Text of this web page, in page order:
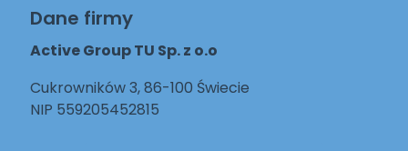
Dane firmy
Active Group TU Sp. z o.o
Cukrowników 3, 86-100 Świecie
NIP 559205452815